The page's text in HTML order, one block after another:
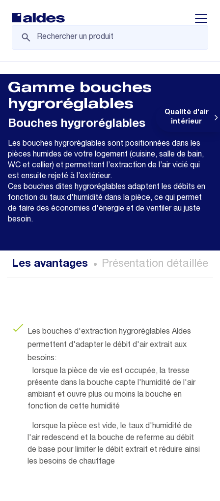
Qualité d'air
intérieur
Gamme bouches
hygroréglables
Bouches hygroréglables
Les bouches hygroréglables sont positionnées dans les
pièces humides de votre logement (cuisine, salle de bain,
WC et cellier) et permettent l’extraction de l’air vicié qui
est ensuite rejeté à l’extérieur.
Ces bouches dites hygroréglables adaptent les débits en
fonction du taux d'humidité dans la pièce, ce qui permet
de faire des économies d'énergie et de ventiler au juste
besoin.
Les avantages Présentation détaillée
Les bouches d'extraction hygroréglables Aldes
permettent d'adapter le débit d'air extrait aux
besoins:
lorsque la pièce de vie est occupée, la tresse
présente dans la bouche capte l'humidité de l'air
ambiant et ouvre plus ou moins la bouche en
fonction de cette humidité
lorsque la pièce est vide, le taux d'humidité de
l'air redescend et la bouche de referme au débit
de base pour limiter le débit extrait et réduire ainsi
les besoins de chauffage